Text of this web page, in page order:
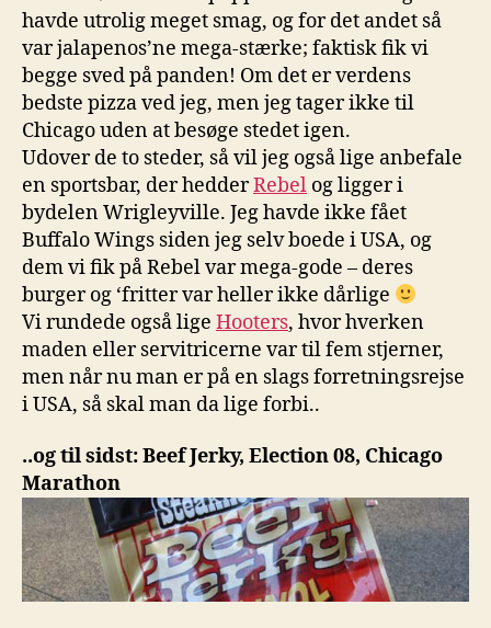
havde utrolig meget smag, og for det andet så
var jalapenos’ne mega-stærke; faktisk fik vi
begge sved på panden! Om det er verdens
bedste pizza ved jeg, men jeg tager ikke til
Chicago uden at besøge stedet igen.
Udover de to steder, så vil jeg også lige anbefale
en sportsbar, der hedderRebel og ligger i
bydelen Wrigleyville. Jeg havde ikke fået
Buffalo Wings siden jeg selv boede i USA, og
dem vi fik på Rebel var mega-gode – deres
burger og ‘fritter var heller ikke dårlige
Vi rundede også lige Hooters, hvor hverken
maden eller servitricerne var til fem stjerner,
men når nu man er på en slags forretningsrejse
i USA, så skal man da lige forbi..
..og til sidst: Beef Jerky, Election 08, Chicago
Marathon